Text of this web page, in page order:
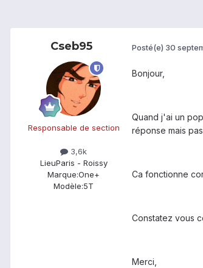
Cseb95
Responsable de section
3,6k
LieuParis - Roissy
Marque:One+
Modèle:5T
Posté(e) 30
Bonjour,
Quand j'ai un
réponse mais
Ca fonctionne
Constatez vous
Merci,